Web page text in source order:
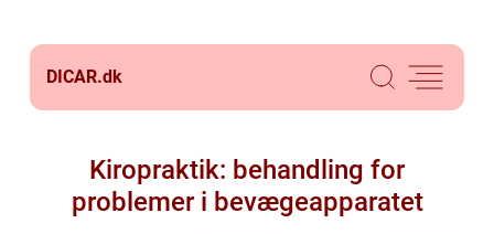
DICAR.dk
Kiropraktik: behandling for
problemer i bevægeapparatet